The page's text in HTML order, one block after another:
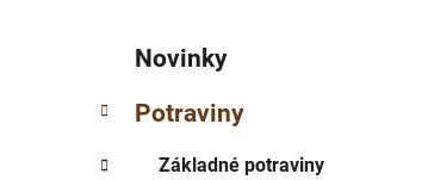
č
ý
kategórie
e
ó
Novinky
Potraviny
Základné potraviny